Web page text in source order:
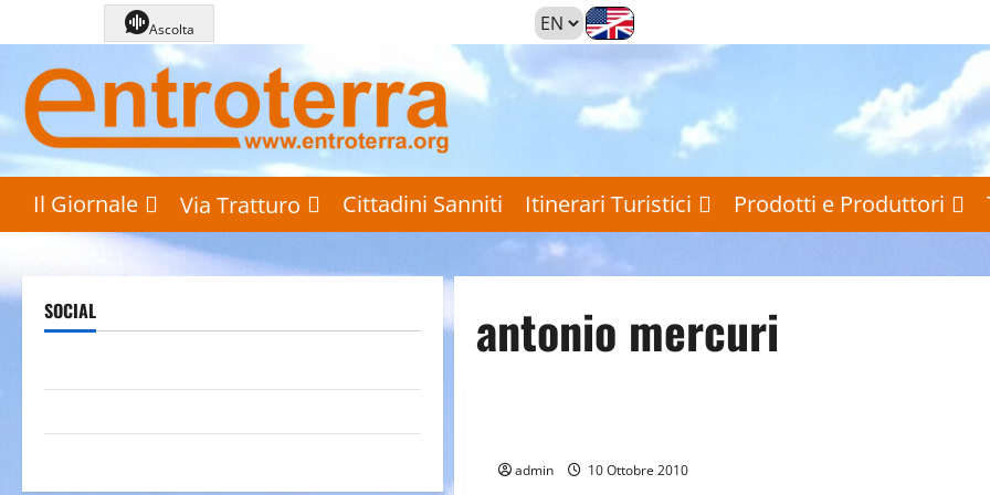
al
contenuto
Il Giornale Via Tratturo Cittadini Sanniti Itinerari Turistici Prodotti e Produttori
antonio mercuri
admin 10 Ottobre 2010
SOCIAL
Ascolta